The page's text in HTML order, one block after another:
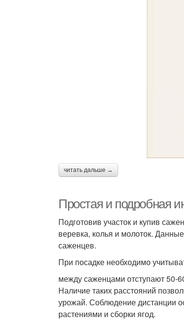
читать дальше →
Простая и подробная
Подготовив участок и купив
веревка, колья и молоток.
саженцев.
При посадке необходимо
между саженцами отступают 50-
Наличие таких расстояний
урожай. Соблюдение дистанции
растениями и сборки ягод.